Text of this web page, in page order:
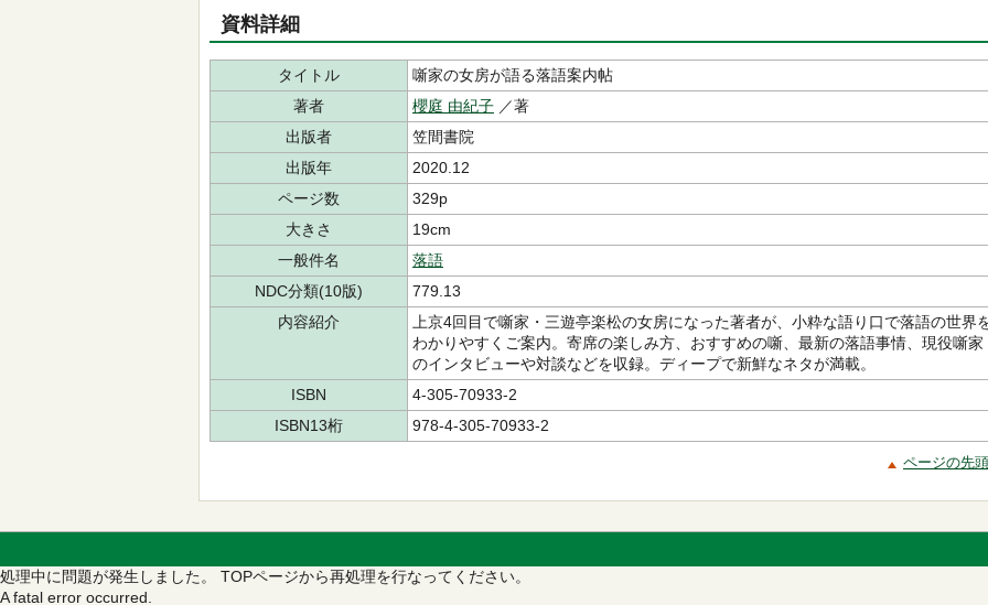
資料詳細
タイトル
噺家の女房が語る落語案内帖
著者
櫻庭 由紀子 ／著
出版者
笠間書院
出版年
2020.12
ページ数
329p
大きさ
19cm
一般件名
落語
NDC分類(10版)
779.13
内容紹介
上京4回目で噺家・三遊亭楽松の女房になった著者が、小粋な語り口で落語の世界
わかりやすくご案内。寄席の楽しみ方、おすすめの噺、最新の落語事情、現役噺家
のインタビューや対談などを収録。ディープで新鮮なネタが満載。
ISBN
4-305-70933-2
ISBN13桁
978-4-305-70933-2
ページの先
処理中に問題が発生しました。 TOPページから再処理を行なってください。
A fatal error occurred.